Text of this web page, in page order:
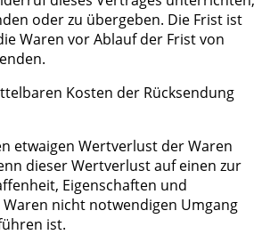
oder zu übergeben. Die Frist ist
Waren vor Ablauf der Frist von
Kosten der Rücksendung
etwaigen Wertverlust der Waren
dieser Wertverlust auf einen zur
Eigenschaften und
nicht notwendigen Umgang
ist.